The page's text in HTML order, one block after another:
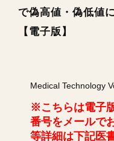
で偽高値・偽低値
【電子版】
Medical Technology
※こちらは電子
番号をメールで
等詳細は下記医